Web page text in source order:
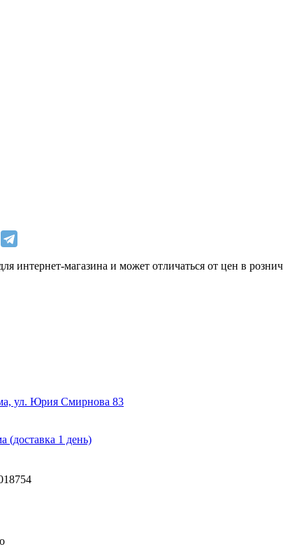
интернет-магазина и может отличаться от цен в
ул. Юрия Смирнова 83
(доставка 1 день)